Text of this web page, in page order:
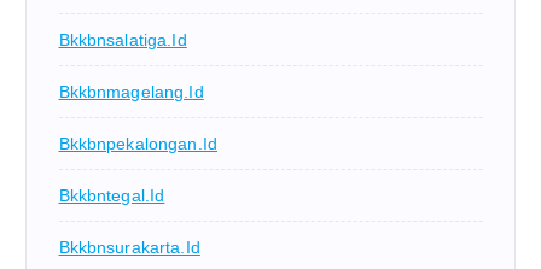
Bkkbnsalatiga.id
Bkkbnmagelang.id
Bkkbnpekalongan.id
Bkkbntegal.id
Bkkbnsurakarta.id